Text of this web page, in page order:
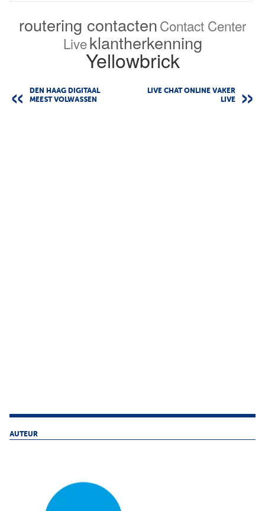
routering contactenContact Center
Liveklantherkenning
Yellowbrick
DEN HAAG DIGITAAL
MEEST VOLWASSEN
LIVE CHAT ONLINE VAKER
LIVE
AUTEUR